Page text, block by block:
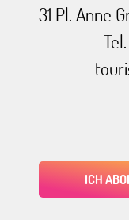
31 Pl. Anne
ICH